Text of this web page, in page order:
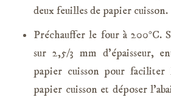
deux feuilles de papier cuisson.
Préchauffer le four à 200°C.
sur 2,5/3 mm d’épaisseur,
papier cuisson pour
papier cuisson et déposer